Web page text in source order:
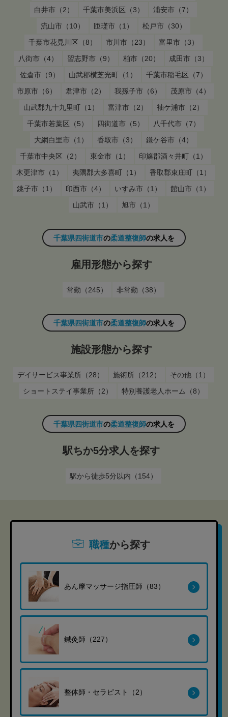
白井市（2）
千葉市美浜区（3）
浦安市（7）
流山市（10）
匝瑳市（1）
松戸市（30）
千葉市花見川区（8）
市川市（23）
富里市（3）
八街市（4）
習志野市（9） 柏市（20）
成田市（3）
佐倉市（9）
山武郡横芝光町（1）
千葉市稲毛区（7）
市原市（6）
君津市（2） 我孫子市（6）
茂原市（4）
山武郡九十九里町（1）
富津市（2）
袖ケ浦市（2）
千葉市若葉区（5）
四街道市（5）
八千代市（7）
大網白里市（1）
香取市（3）
鎌ケ谷市（4）
千葉市中央区（2）
東金市（1）
印旛郡酒々井町（1）
木更津市（1）
夷隅郡大多喜町（1）
香取郡東庄町（1）
銚子市（1）
印西市（4） いすみ市（1）
館山市（1）
山武市（1）
旭市（1）
千葉県四街道市の柔道整復師の求人を
雇用形態から探す
常勤（245） 非常勤（38）
千葉県四街道市の柔道整復師の求人を
施設形態から探す
デイサービス事業所（28） 施術所（212）
その他（1）
ショートステイ事業所（2）
特別養護老人ホーム（8）
千葉県四街道市の柔道整復師の求人を
駅ちか5分求人を探す
駅から徒歩5分以内（154）
職種から探す
あん摩マッサージ指圧師（83）
鍼灸師（227）
整体師・セラピスト（2）